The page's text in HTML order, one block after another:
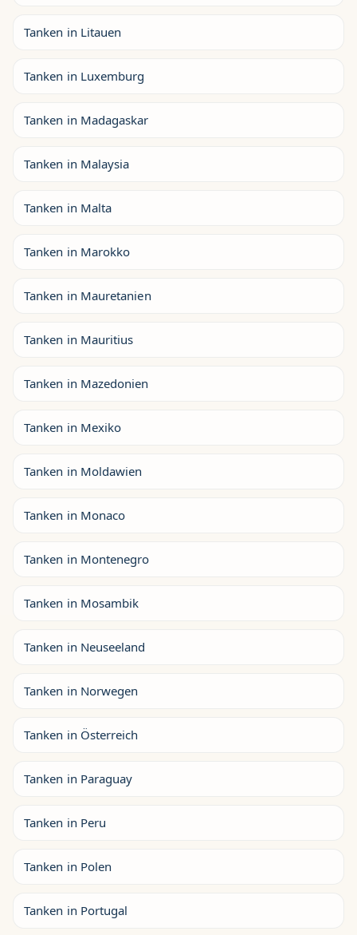
Tanken in Litauen
Tanken in Luxemburg
Tanken in Madagaskar
Tanken in Malaysia
Tanken in Malta
Tanken in Marokko
Tanken in Mauretanien
Tanken in Mauritius
Tanken in Mazedonien
Tanken in Mexiko
Tanken in Moldawien
Tanken in Monaco
Tanken in Montenegro
Tanken in Mosambik
Tanken in Neuseeland
Tanken in Norwegen
Tanken in Österreich
Tanken in Paraguay
Tanken in Peru
Tanken in Polen
Tanken in Portugal